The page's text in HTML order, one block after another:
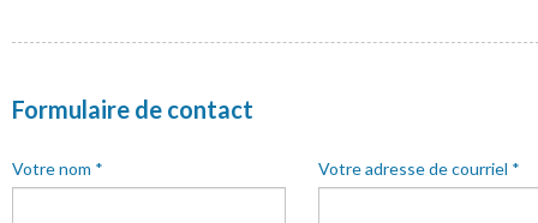
Formulaire de contact
Votre nom * Votre adresse de courriel *